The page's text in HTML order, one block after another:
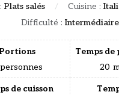
Plats salés Cuisine :
Difficulté : Intermédiaire
Portions
personnes
Temps
20
de cuisson